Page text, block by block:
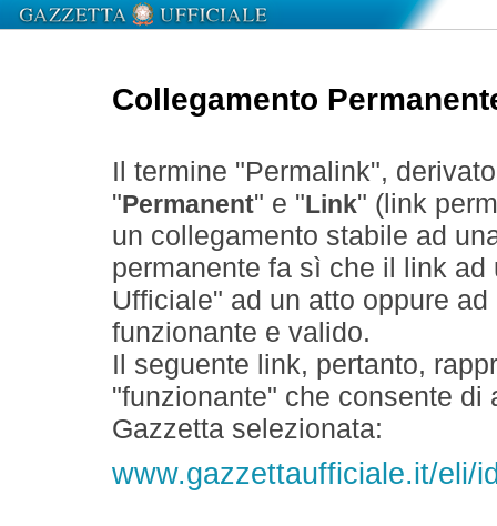
Collegamento
Il termine "Permalink",
" Permanent" e " Link" (link
un collegamento stabile ad
permanente fa sì che il link
Ufficiale" ad un atto oppure
funzionante e valido.
Il seguente link, pertanto,
"funzionante" che consente
Gazzetta selezionata:
www.gazzettaufficiale.it/eli/